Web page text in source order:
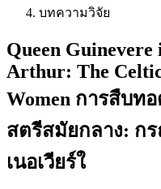
บทความวิจัย
Queen
Arthur: The
Women การสืบท
สตรีสมัยกลาง: ก
เนอเวียร์ใ